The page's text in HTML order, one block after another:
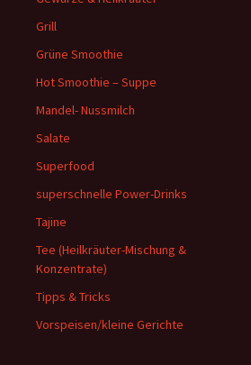
Grill
Grüne Smoothie
Hot Smoothie – Suppe
Mandel- Nussmilch
Salate
Superfood
superschnelle Power-Drinks
Tajine
Tee (Heilkräuter-Mischung &
Konzentrate)
Tipps & Tricks
Vorspeisen/kleine Gerichte